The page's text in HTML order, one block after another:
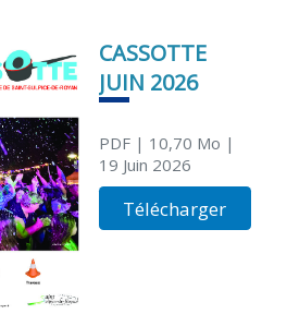
CASSOTTE
JUIN 2026
PDF| 10,70 Mo |
19 Juin 2026
Télécharger